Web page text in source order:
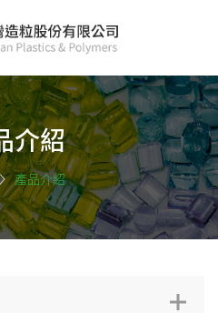
介紹
產品介紹